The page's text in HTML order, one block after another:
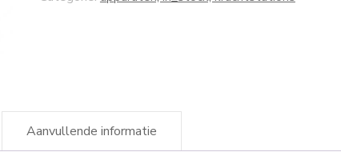
Aanvullende informatie